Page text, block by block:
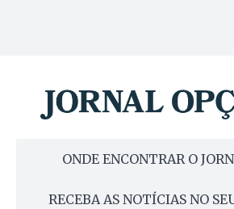
ONDE ENCONTRAR O
RECEBA AS NOTÍCIAS NO